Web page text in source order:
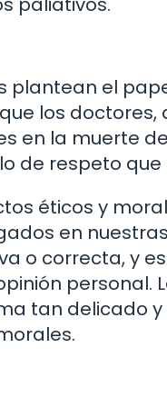
plantean el
los
en la muerte
de respeto
éticos y
en
o correcta, y
personal.
tan delicado